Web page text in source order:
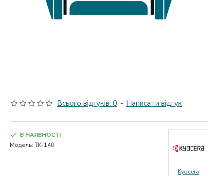
Всього відгуків: 0 - Написати відгук
В НАЯВНОСТІ
Модель: TK-140
Kyocera